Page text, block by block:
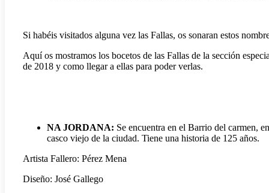
Si habéis visitados alguna vez las Fallas, os sonaran estos
Aquí os mostramos los bocetos de las Fallas de la sección
de 2018 y como llegar a ellas para poder verlas.
NA JORDANA: Se encuentra en el Barrio del carmen,
casco viejo de la ciudad. Tiene una historia de 125 años.
Artista Fallero: Pérez Mena
Diseño: José Gallego